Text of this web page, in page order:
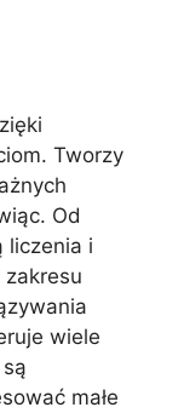
Tworzy
Od
liczenia i
wiele
małe